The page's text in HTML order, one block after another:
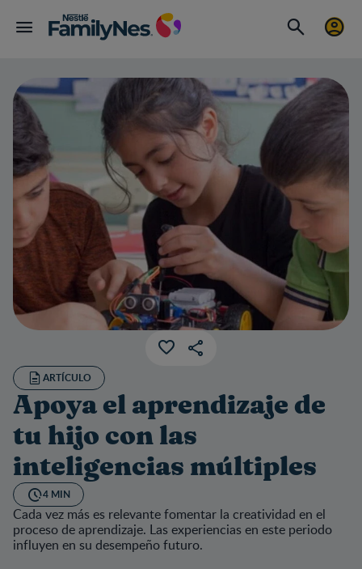
ARTÍCULO
Apoya el aprendizaje de
tu hijo con las
inteligencias múltiples
4 MIN
Cada vez más es relevante fomentar la creatividad en el
proceso de aprendizaje. Las experiencias en este periodo
influyen en su desempeño futuro.